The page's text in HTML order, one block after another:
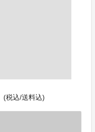
(税込/送料込)